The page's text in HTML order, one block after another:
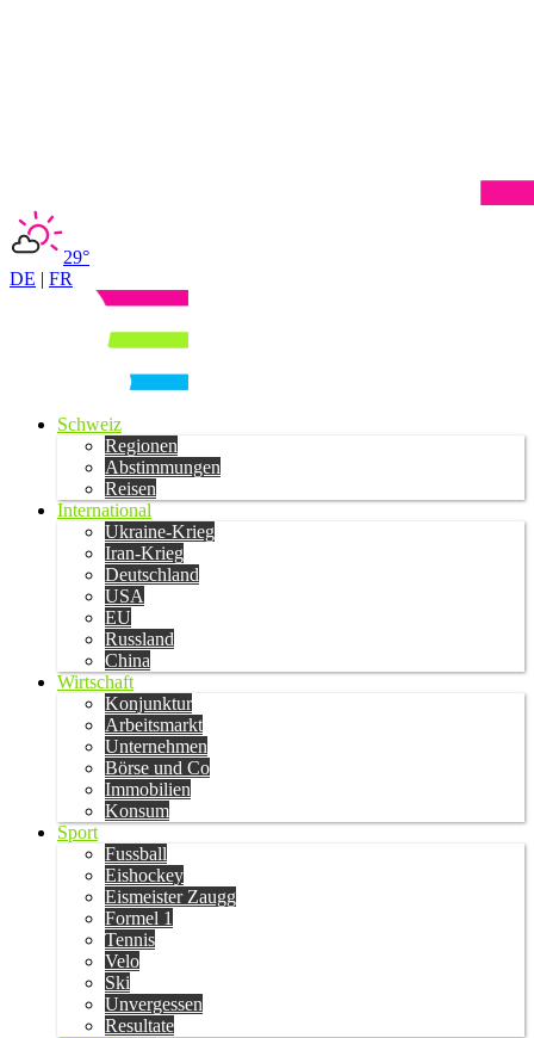
29°
DE | FR
Schweiz
Regionen
Abstimmungen
Reisen
International
Ukraine-Krieg
Iran-Krieg
Deutschland
USA
EU
Russland
China
Wirtschaft
Konjunktur
Arbeitsmarkt
Unternehmen
Börse und Co
Immobilien
Konsum
Sport
Fussball
Eishockey
Eismeister Zaugg
Formel 1
Tennis
Velo
Ski
Unvergessen
Resultate